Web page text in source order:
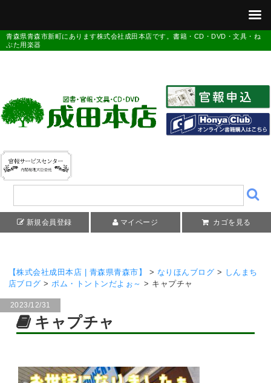
青森県青森市新町にあります株式会社成田本店です。書籍・CD・DVD・文具・ね
ぶた用楽器
新規会員登録 マイページ カゴを見る
【株式会社成田本店 | 青森県青森市】 > なりほんブログ > しんまち
店ブログ >ポム・トントンだよぉ～ > キャプチャ
2023/12/31
キャプチャ